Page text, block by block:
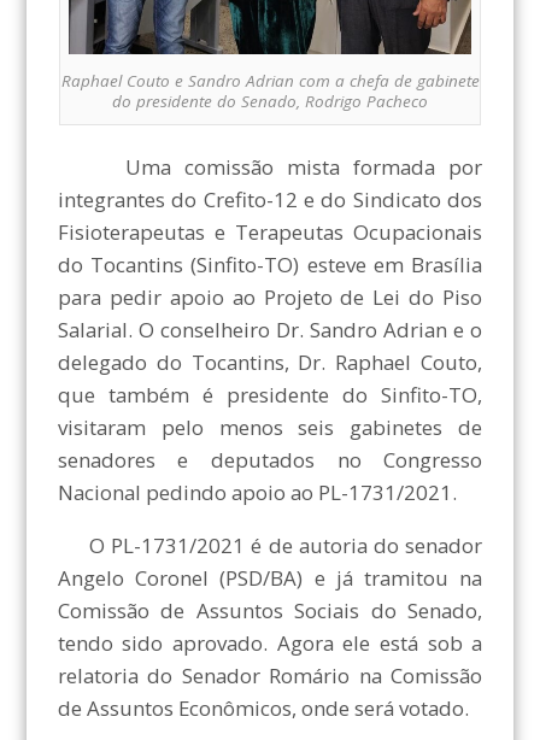
Raphael Couto e Sandro Adrian com a chefa de gabinete
do presidente do Senado, Rodrigo Pacheco
Uma comissão mista formada por
integrantes do Crefito-12 e do Sindicato dos
Fisioterapeutas e Terapeutas Ocupacionais
do Tocantins (Sinfito-TO) esteve em Brasília
para pedir apoio ao Projeto de Lei do Piso
Salarial. O conselheiro Dr. Sandro Adrian e o
delegado do Tocantins, Dr. Raphael Couto,
que também é presidente do Sinfito-TO,
visitaram pelo menos seis gabinetes de
senadores e deputados no Congresso
Nacional pedindo apoio ao PL-1731/2021.
O PL-1731/2021 é de autoria do senador
Angelo Coronel (PSD/BA) e já tramitou na
Comissão de Assuntos Sociais do Senado,
tendo sido aprovado. Agora ele está sob a
relatoria do Senador Romário na Comissão
de Assuntos Econômicos, onde será votado.